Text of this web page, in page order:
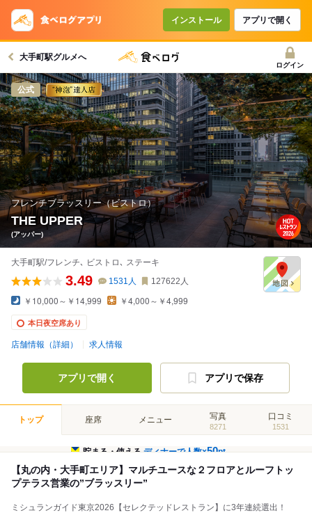
インストール アプリで開く
大手町駅グルメへ
ログイン
公式
フレンチブラッスリー（ビストロ）
THE UPPER
(アッパー)
大手町駅/フレンチ､ ビストロ､ ステーキ
3.49 1531 人 127622 人
￥10,000～￥14,999 ￥4,000～￥4,999
本日夜空席あり
店舗情報（詳細） 求人情報
アプリで開く アプリで保存
トップ 座席 メニュー 写真
8271
口コミ
1531
貯まる・使えるディナーで人数×50pt
【丸の内・大手町エリア】マルチユースな２フロアとルーフトッ
プテラス営業の”ブラッスリー”
ミシュランガイド東京2026【セレクテッドレストラン】に3年連続選出！